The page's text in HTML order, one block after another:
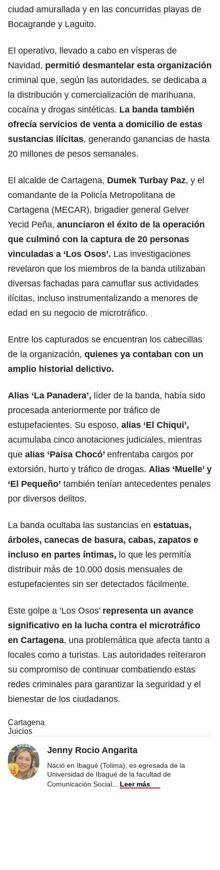
ciudad amurallada y en las concurridas playas de
Bocagrande y Laguito.
El operativo, llevado a cabo en vísperas de
Navidad, permitió desmantelar esta organización
criminal que, según las autoridades, se dedicaba a
la distribución y comercialización de marihuana,
cocaína y drogas sintéticas. La banda también
ofrecía servicios de venta a domicilio de estas
sustancias ilícitas, generando ganancias de hasta
20 millones de pesos semanales.
El alcalde de Cartagena, Dumek Turbay Paz, y el
comandante de la Policía Metropolitana de
Cartagena (MECAR), brigadier general Gelver
Yecid Peña, anunciaron el éxito de la operación
que culminó con la captura de 20 personas
vinculadas a ‘Los Osos’. Las investigaciones
revelaron que los miembros de la banda utilizaban
diversas fachadas para camuflar sus actividades
ilícitas, incluso instrumentalizando a menores de
edad en su negocio de microtráfico.
Entre los capturados se encuentran los cabecillas
de la organización, quienes ya contaban con un
amplio historial delictivo.
Alias ‘La Panadera’, líder de la banda, había sido
procesada anteriormente por tráfico de
estupefacientes. Su esposo, alias ‘El Chiqui’,
acumulaba cinco anotaciones judiciales, mientras
que alias ‘Paisa Chocó’ enfrentaba cargos por
extorsión, hurto y tráfico de drogas. Alias ‘Muelle’ y
‘El Pequeño’ también tenían antecedentes penales
por diversos delitos.
La banda ocultaba las sustancias en estatuas,
árboles, canecas de basura, cabas, zapatos e
incluso en partes íntimas, lo que les permitía
distribuir más de 10.000 dosis mensuales de
estupefacientes sin ser detectados fácilmente.
Este golpe a ‘Los Osos’ representa un avance
significativo en la lucha contra el microtráfico
en Cartagena, una problemática que afecta tanto a
locales como a turistas. Las autoridades reiteraron
su compromiso de continuar combatiendo estas
redes criminales para garantizar la seguridad y el
bienestar de los ciudadanos.
Cartagena
Juicios
Jenny Rocio Angarita
Nació en Ibagué (Tolima), es egresada de la
Universidad de Ibagué de la facultad de
Comunicación Social
Leer más